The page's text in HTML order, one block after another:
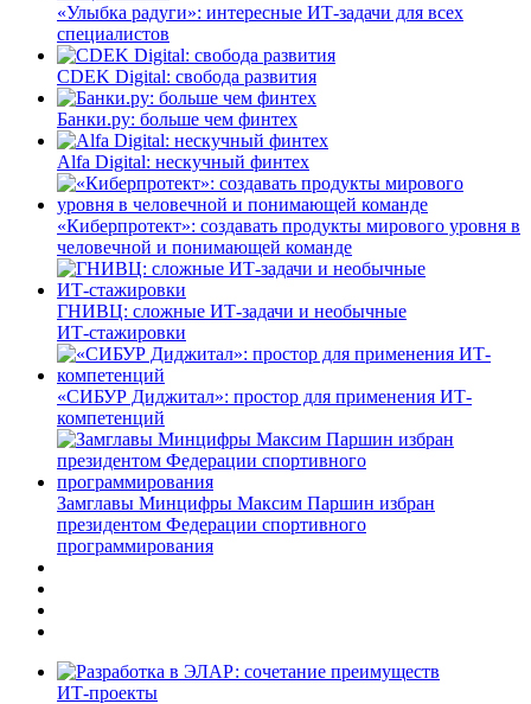
«Улыбка радуги»: интересные ИТ-задачи для всех
специалистов
CDEK Digital: свобода развития
Банки.ру: больше чем финтех
Alfa Digital: нескучный финтех
«Киберпротект»: создавать продукты мирового уровня в
человечной и понимающей команде
ГНИВЦ: сложные ИТ‑задачи и необычные
ИТ‑стажировки
«СИБУР Диджитал»: простор для применения ИТ-
компетенций
Замглавы Минцифры Максим Паршин избран
президентом Федерации спортивного
программирования
ИТ-проекты